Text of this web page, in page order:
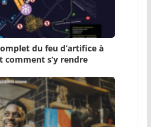
du feu d’artifice à
comment s’y rendre